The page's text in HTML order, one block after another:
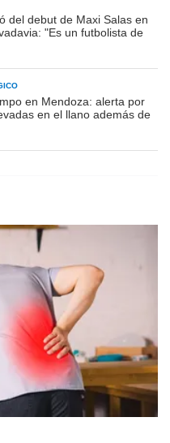
del debut de Maxi Salas en
"Es un futbolista de
en Mendoza: alerta por
en el llano además de